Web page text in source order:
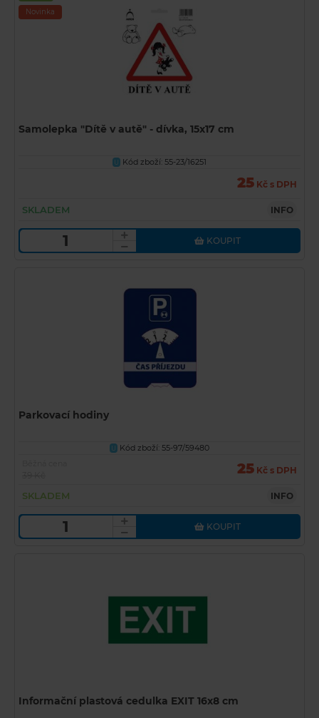
Novinka
Samolepka "Dítě v autě" - dívka, 15x17 cm
U Kód zboží: 55-23/16251
25 Kč s DPH
SKLADEM INFO
KOUPIT
Parkovací hodiny
U
Kód zboží: 55-97/59480
25 Kč s DPH
SKLADEM INFO
KOUPIT
Informační plastová cedulka EXIT 16x8 cm